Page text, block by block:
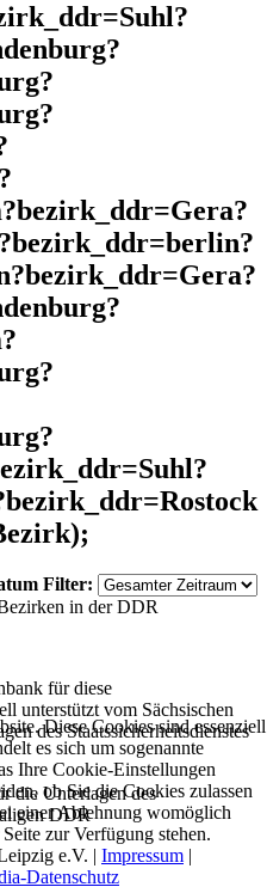
Filter:
für diese
unterstützt vom Sächsischen
des Staatssicherheitsdienstes
e.V. | Impressum |
Datenschutz
Diese Cookies sind essenziell
es sich um sogenannte
Ihre Cookie-Einstellungen
ob Sie die Cookies zulassen
einer Ablehnung womöglich
zur Verfügung stehen.